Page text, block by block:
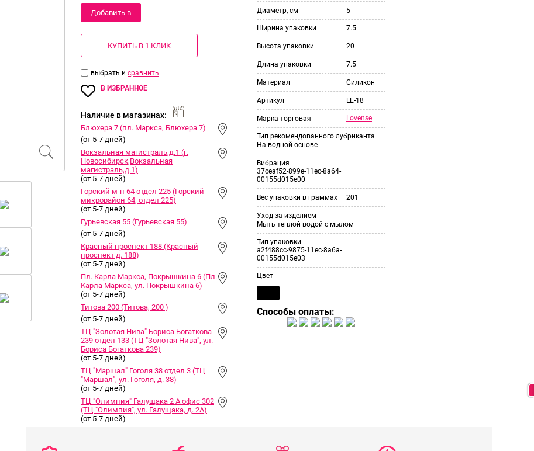
Добавить в
корзину
КУПИТЬ В 1 КЛИК
выбрать и сравнить
В ИЗБРАННОЕ
Наличие в магазинах:
Блюхера 7 (пл. Маркса, Блюхера 7)
(от 5-7 дней)
Вокзальная магистраль,д.1 (г.
Новосибирск,Вокзальная
магистраль,д.1)
(от 5-7 дней)
Горский м-н 64 отдел 225 (Горский
микрорайон 64, отдел 225)
(от 5-7 дней)
Гурьевская 55 (Гурьевская 55)
(от 5-7 дней)
Красный проспект 188 (Красный
проспект д. 188)
(от 5-7 дней)
Пл. Карла Маркса, Покрышкина 6 (Пл.
Карла Маркса, ул. Покрышкина 6)
(от 5-7 дней)
Титова 200 (Титова, 200 )
(от 5-7 дней)
ТЦ "Золотая Нива" Бориса Богаткова
239 отдел 133 (ТЦ "Золотая Нива", ул.
Бориса Богаткова 239)
(от 5-7 дней)
ТЦ "Маршал" Гоголя 38 отдел 3 (ТЦ
"Маршал", ул. Гоголя, д. 38)
(от 5-7 дней)
ТЦ "Олимпия" Галущака 2 А офис 302
(ТЦ "Олимпия", ул. Галущака, д. 2А)
(от 5-7 дней)
Диаметр, см 5
Ширина упаковки 7.5
Высота упаковки 20
Длина упаковки 7.5
Материал Силикон
Артикул LE-18
Марка торговая Lovense
Тип рекомендованного лубриканта
На водной основе
Вибрация
37ceaf52-899e-11ec-8a64-
00155d015e00
Вес упаковки в граммах 201
Уход за изделием
Мыть теплой водой с мылом
Тип упаковки
a2f488cc-9875-11ec-8a6a-
00155d015e03
Цвет
Способы оплаты: